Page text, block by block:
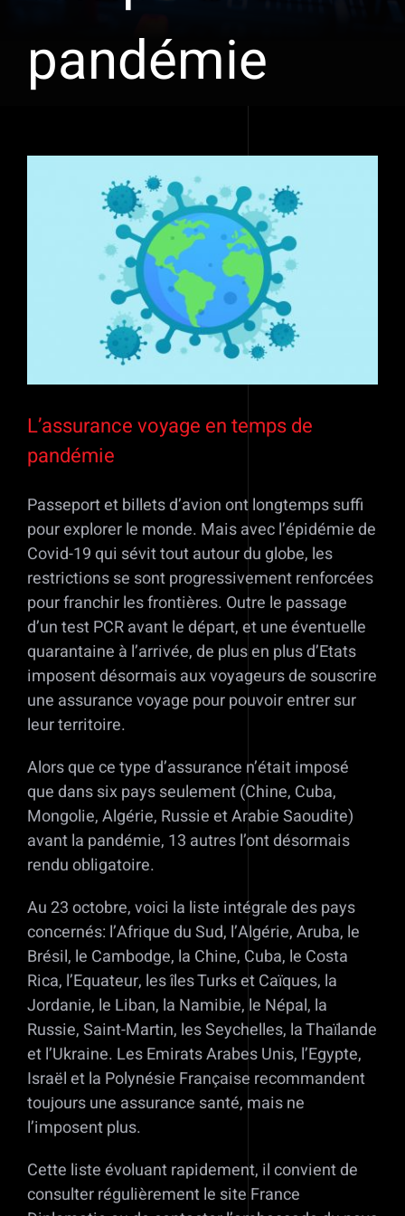
pandémie
L’assurance voyage en temps de
pandémie
Passeport et billets d’avion ont longtemps suffi
pour explorer le monde. Mais avec l’épidémie de
Covid-19 qui sévit tout autour du globe, les
restrictions se sont progressivement renforcées
pour franchir les frontières. Outre le passage
d’un test PCR avant le départ, et une éventuelle
quarantaine à l’arrivée, de plus en plus d’Etats
imposent désormais aux voyageurs de souscrire
une assurance voyage pour pouvoir entrer sur
leur territoire.
Alors que ce type d’assurance n’était imposé
que dans six pays seulement (Chine, Cuba,
Mongolie, Algérie, Russie et Arabie Saoudite)
avant la pandémie, 13 autres l’ont désormais
rendu obligatoire.
Au 23 octobre, voici la liste intégrale des pays
concernés: l’Afrique du Sud, l’Algérie, Aruba, le
Brésil, le Cambodge, la Chine, Cuba, le Costa
Rica, l’Equateur, les îles Turks et Caïques, la
Jordanie, le Liban, la Namibie, le Népal, la
Russie, Saint-Martin, les Seychelles, la Thaïlande
et l’Ukraine. Les Emirats Arabes Unis, l’Egypte,
Israël et la Polynésie Française recommandent
toujours une assurance santé, mais ne
l’imposent plus.
Cette liste évoluant rapidement, il convient de
consulter régulièrement le site France